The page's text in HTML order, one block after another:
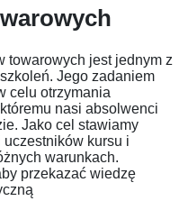
towarowych jest jednym z
Jego zadaniem
celu otrzymania
nasi absolwenci
Jako cel stawiamy
kursu i
warunkach.
przekazać wiedzę